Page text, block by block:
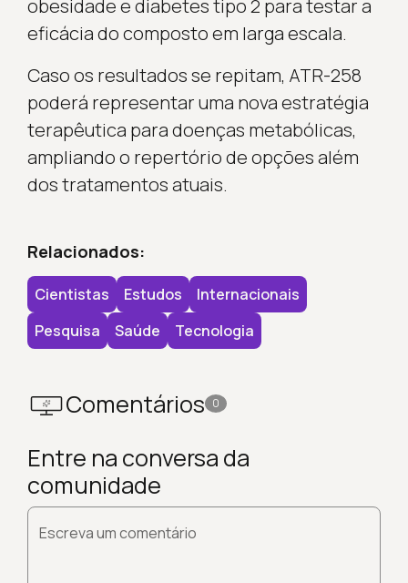
obesidade e diabetes tipo 2 para testar a
eficácia do composto em larga escala.
Caso os resultados se repitam, ATR-258
poderá representar uma nova estratégia
terapêutica para doenças metabólicas,
ampliando o repertório de opções além
dos tratamentos atuais.
Relacionados:
Cientistas Estudos
Internacionais
Pesquisa
Saúde Tecnologia
Comentários 0
Entre na conversa da
comunidade
Escreva um comentário